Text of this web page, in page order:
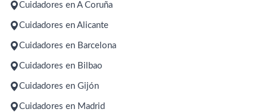
Cuidadores en A Coruña
Cuidadores en Alicante
Cuidadores en Barcelona
Cuidadores en Bilbao
Cuidadores en Gijón
Cuidadores en Madrid